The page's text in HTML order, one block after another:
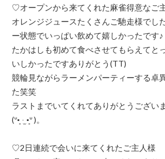
♡オープンから来てくれた麻雀得意なご
オレンジジュースたくさんご馳走様でし
ー状態でいっぱい飲めて嬉しかったです♪
たかはしも初めて食べさせてもらえてと
いしかったですありがとう(TT)
競輪見ながらラーメンパーティーする卓
た笑笑
ラストまでいてくれてありがとうござい
(ᐡ•͈ ·̫ •͈ᐡ )。
♡2日連続で会いに来てくれたご主人様